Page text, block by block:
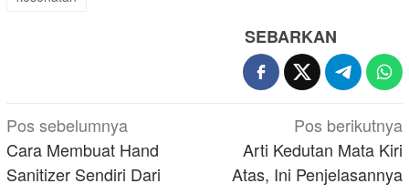
SEBARKAN
Navigasi
pos
Pos sebelumnya
Cara Membuat Hand
Sanitizer Sendiri Dari
Pos berikutnya
Arti Kedutan Mata Kiri
Atas, Ini Penjelasannya